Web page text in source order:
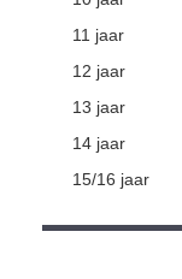
11 jaar
12 jaar
13 jaar
14 jaar
15/16 jaar